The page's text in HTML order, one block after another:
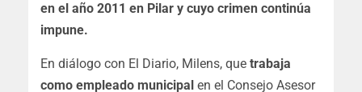
en el año 2011 en Pilar y cuyo crimen continúa
impune.
En diálogo con El Diario, Milens, que trabaja
como empleado municipal en el Consejo Asesor